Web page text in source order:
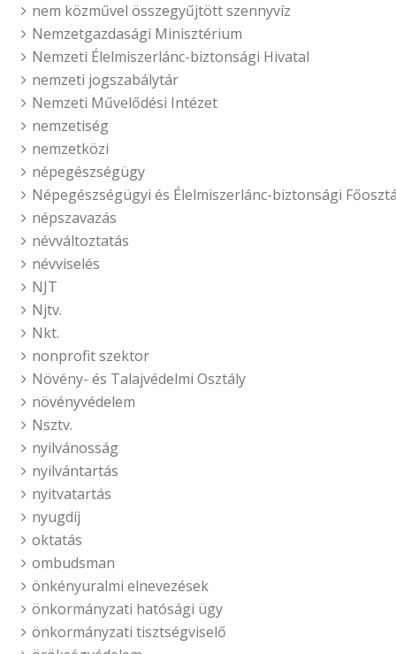
nem közművel összegyűjtött szennyvíz
Nemzetgazdasági Minisztérium
Nemzeti Élelmiszerlánc-biztonsági Hivatal
nemzeti jogszabálytár
Nemzeti Művelődési Intézet
nemzetiség
nemzetközi
népegészségügy
Népegészségügyi és Élelmiszerlánc-biztonsági
népszavazás
névváltoztatás
névviselés
NJT
Njtv.
Nkt.
nonprofit szektor
Növény- és Talajvédelmi Osztály
növényvédelem
Nsztv.
nyilvánosság
nyilvántartás
nyitvatartás
nyugdíj
oktatás
ombudsman
önkényuralmi elnevezések
önkormányzati hatósági ügy
önkormányzati tisztségviselő